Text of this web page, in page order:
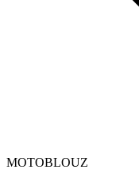
MOTOBLOUZ